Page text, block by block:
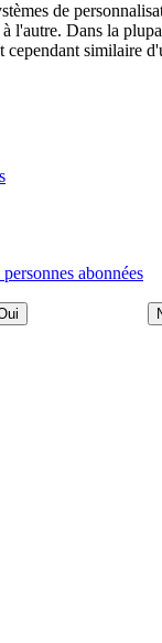
de
l'autre. Dans la
cependant similaire
abonnées